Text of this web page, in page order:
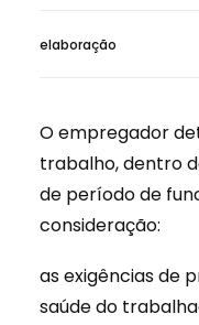
elaboração
O empregador
trabalho, dentro
de período de
consideração:
as exigências de
saúde do